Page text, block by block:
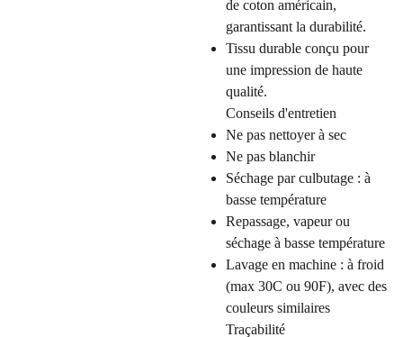
de coton américain,
garantissant la durabilité.
Tissu durable conçu pour
une impression de haute
qualité.
Conseils d'entretien
Ne pas nettoyer à sec
Ne pas blanchir
Séchage par culbutage : à
basse température
Repassage, vapeur ou
séchage à basse température
Lavage en machine : à froid
(max 30C ou 90F), avec des
couleurs similaires
Traçabilité